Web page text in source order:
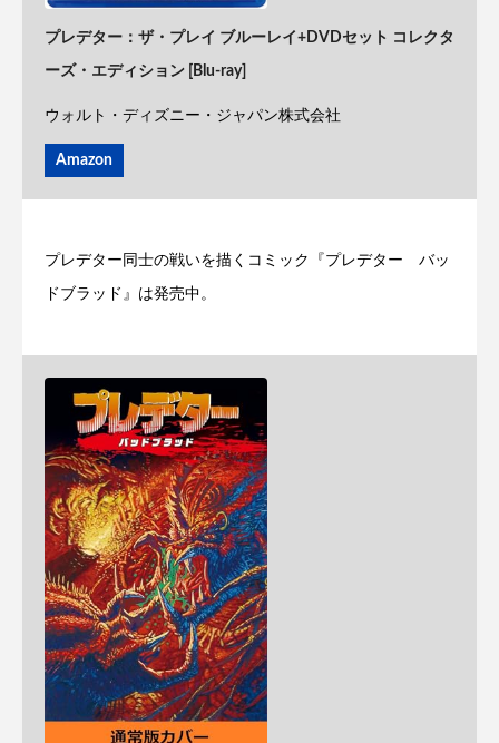
プレデター：ザ・プレイ ブルーレイ+DVDセット コレクタ
ーズ・エディション [Blu-ray]
ウォルト・ディズニー・ジャパン株式会社
Amazon
プレデター同士の戦いを描くコミック『プレデター バッ
ドブラッド』は発売中。